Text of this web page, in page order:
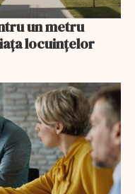
un metru
locuințelor